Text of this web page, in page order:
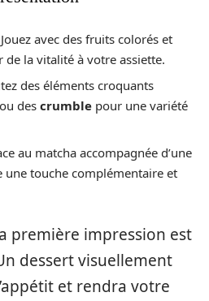
avec des fruits colorés et
de la vitalité à votre assiette.
des éléments croquants
ou des crumble pour une variété
au matcha accompagnée d’une
une touche complémentaire et
première impression est
dessert visuellement
et rendra votre